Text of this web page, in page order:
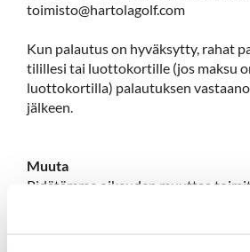
toimisto@hartolagolf.com
Kun palautus on hyväksytty, rahat
tilillesi tai luottokortille (jos maksu
luottokortilla) palautuksen
jälkeen.
Muuta
Pidätämme oikeuden muuttaa
Asiakkaan on ennen tilaustaan